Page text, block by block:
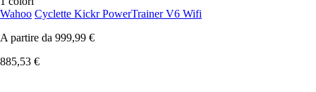
Wahoo Cyclette Kickr PowerTrainer V6 Wifi
A partire da 999,99 €
885,53 €